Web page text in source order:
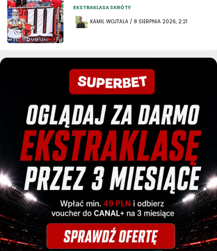
EKSTRAKLASA SKRÓTY
KAMIL WOJTALA / 8 SIERPNIA 2026, 2:21